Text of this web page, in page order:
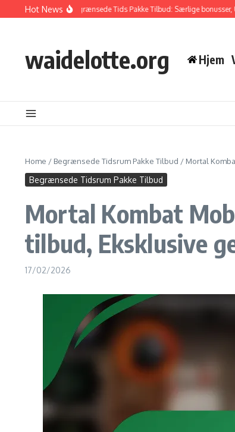
Skip to content
Hot News
Mobile Begrænsede Tids Pakke Tilbud: Særlige bonusser, Unikke
waidelotte.org Hjem
Home / Begrænsede Tidsrum Pakke Tilbud / Mortal
Begrænsede Tidsrum Pakke Tilbud
Mortal Kombat
tilbud, Eksklusive
17/02/2026